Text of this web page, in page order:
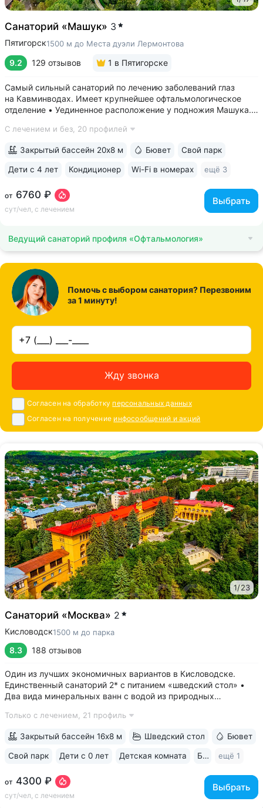
Санаторий «Машук» 3
Пятигорск1500 м до Места дуэли Лермонтова
9.2 129 отзывов 1 в Пятигорске
Самый сильный санаторий по лечению заболеваний глаз
на Кавминводах. Имеет крупнейшее офтальмологическое
отделение • Уединенное расположение у подножия Машука.
площадка Ворота любви, начало терренкура вокруг Машука.
С лечением и без, 20 профилей
от 6760 ₽
сут/чел, с лечением
Выбрать
Закрытый бассейн 20х8 м Бювет Свой парк
Дети с 4 лет Кондиционер Wi-Fi в номерах ещё 3
Ведущий санаторий профиля «Офтальмология»
Помочь с выбором санатория? Перезвоним
за 1 минуту!
Жду звонка
Согласен на обработку персональных данных
Согласен на получение инфосообщений и акций
1/23
Санаторий «Москва» 2
Кисловодск1500 м до парка
8.3 188 отзывов
Один из лучших экономичных вариантов в Кисловодске.
Единственный санаторий 2* с питанием «шведский стол» •
Два вида минеральных ванн с водой из природных
Свой бювет с минеральной водой двух курортов:
Только с лечением, 21 профиль
от 4300 ₽
сут/чел, с лечением
Выбрать
Закрытый бассейн 16х8 м Шведский стол Бювет
Свой парк Дети с 0 лет Детская комната Бильярд ещё 1